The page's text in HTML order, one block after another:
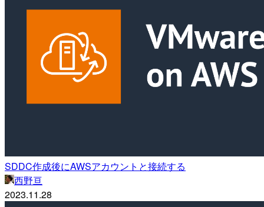
SDDC作成後にAWSアカウントと接続する
西野亘
2023.11.28